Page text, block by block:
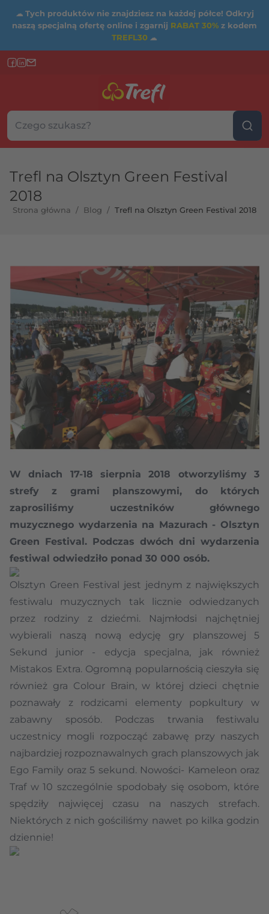
☁ Tych produktów nie znajdziesz na każdej półce! Odkryj
naszą specjalną ofertę online i zgarnij RABAT 30% z kodem
TREFL30 ☁
Szukaj w sklepie...
Wybierz kategorię
Trefl na Olsztyn Green Festival
2018
Strona główna / Blog / Trefl na Olsztyn Green Festival 2018
W dniach 17-18 sierpnia 2018 otworzyliśmy 3
strefy z grami planszowymi, do których
zaprosiliśmy uczestników głównego
muzycznego wydarzenia na Mazurach - Olsztyn
Green Festival. Podczas dwóch dni wydarzenia
festiwal odwiedziło ponad 30 000 osób.
Olsztyn Green Festival jest jednym z największych
festiwalu muzycznych tak licznie odwiedzanych
przez rodziny z dziećmi. Najmłodsi najchętniej
wybierali naszą nową edycję gry planszowej 5
Sekund junior - edycja specjalna, jak również
Mistakos Extra. Ogromną popularnością cieszyła się
również gra Colour Brain, w której dzieci chętnie
poznawały z rodzicami elementy popkultury w
zabawny sposób. Podczas trwania festiwalu
uczestnicy mogli rozpocząć zabawę przy naszych
najbardziej rozpoznawalnych grach planszowych jak
Ego Family oraz 5 sekund. Nowości- Kameleon oraz
Traf w 10 szczególnie spodobały się osobom, które
spędziły najwięcej czasu na naszych strefach.
Niektórych z nich gościliśmy nawet po kilka godzin
dziennie!